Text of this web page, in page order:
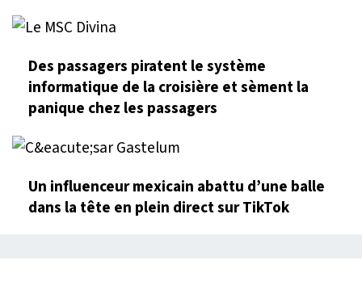
Des passagers piratent le système
informatique de la croisière et sèment la
panique chez les passagers
Un influenceur mexicain abattu d’une balle
dans la tête en plein direct sur TikTok